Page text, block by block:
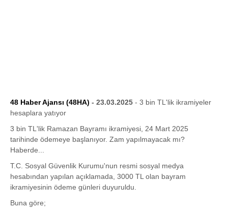
48 Haber Ajansı (48HA) - 23.03.2025 - 3 bin TL'lik ikramiyeler
hesaplara yatıyor
3 bin TL'lik Ramazan Bayramı ikramiyesi, 24 Mart 2025
tarihinde ödemeye başlanıyor. Zam yapılmayacak mı?
Haberde...
T.C. Sosyal Güvenlik Kurumu'nun resmi sosyal medya
hesabından yapılan açıklamada, 3000 TL olan bayram
ikramiyesinin ödeme günleri duyuruldu.
Buna göre;